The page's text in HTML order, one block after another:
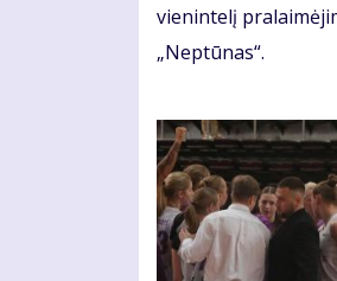
vienintelį
„Neptūnas“.